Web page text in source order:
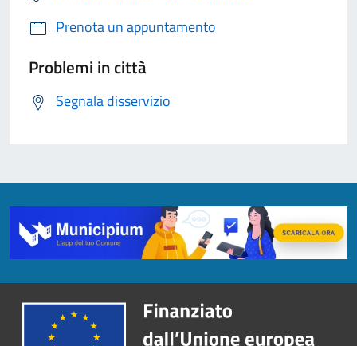
Prenota un appuntamento
Problemi in città
Segnala disservizio